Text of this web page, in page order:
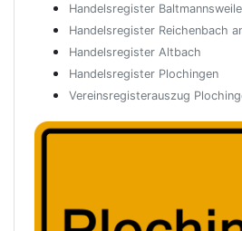
Handelsregister
Handelsregister Reichenbach
Handelsregister Altbach
Handelsregister Plochingen
Vereinsregisterauszug